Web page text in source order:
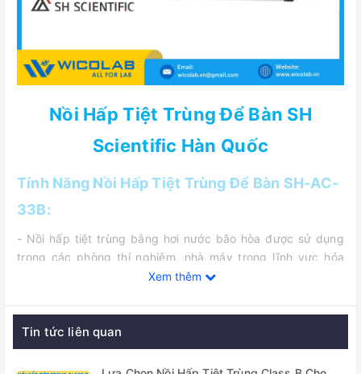
Nồi Hấp Tiệt Trùng Để Bàn SH
Scientific Hàn Quốc
Tính Năng Nồi Hấp Tiệt Trùng Để Bàn SH-AC-
33B:
- Nồi hấp tiệt trùng bằng hơi nước bão hòa được sử dụng
trong các phòng thí nghiệm, nhà máy trong lĩnh vực hóa
học và các quá trình xử lý mẫu khác, yêu cầu áp suất và
khoa…
- Nồi hấp SH-AC-33B dòng Class B kiểu để bàn hấp chân
Xem thêm
Tin tức liên quan